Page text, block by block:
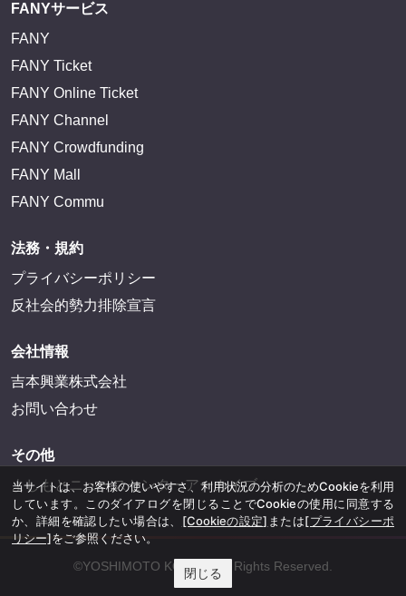
FANYサービス
FANY
FANY Ticket
FANY Online Ticket
FANY Channel
FANY Crowdfunding
FANY Mall
FANY Commu
法務・規約
プライバシーポリシー
反社会的勢力排除宣言
会社情報
吉本興業株式会社
お問い合わせ
その他
よしもとニュースセンターアーカイブ
©YOSHIMOTO KOGYO, All Rights Reserved.
当サイトは、お客様の使いやすさ、利用状況の分析のためCookieを利用
しています。このダイアログを閉じることでCookieの使用に同意する
か、詳細を確認したい場合は、 [Cookieの設定] または[プライバシーポ
リシー]をご参照ください。
閉じる